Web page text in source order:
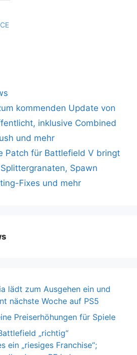
kommenden Update von
inklusive Combined
und mehr
Patch für Battlefield V bringt
Spawn
Fixes und mehr
lädt zum Ausgehen ein und
nächste Woche auf PS5
Preiserhöhungen für Spiele
„richtig“
ein „riesiges Franchise“;